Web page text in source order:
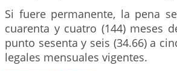
Si fuere permanente, la pena
cuarenta y cuatro (144) meses
punto sesenta y seis (34.66) a
legales mensuales vigentes.